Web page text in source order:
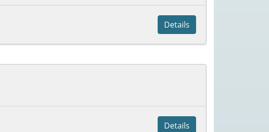
Details
Details